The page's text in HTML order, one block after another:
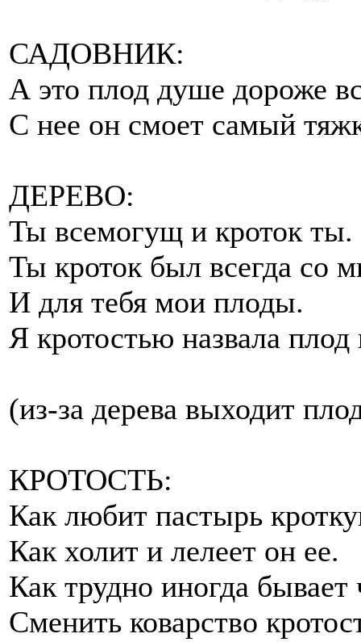
САДОВНИК:
А это плод душе дороже
С нее он смоет самый
ДЕРЕВО:
Ты всемогущ и кроток ты.
Ты кроток был всегда со
И для тебя мои плоды.
Я кротостью назвала
(из-за дерева выходит
КРОТОСТЬ:
Как любит пастырь
Как холит и лелеет он ее.
Как трудно иногда бывает
Сменить коварство